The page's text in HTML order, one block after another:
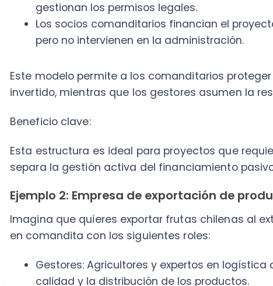
Esta estructura es ideal para proyectos que requieren
separa la gestión activa del financiamiento pasivo.
Ejemplo 2: Empresa de exportación de productos
Imagina que quieres exportar frutas chilenas al
en comandita con los siguientes roles:
calidad y la distribución de los productos.
certificación, pero no intervienen en el negocio
Beneficio clave:
Esta estructura permite atraer capital sin ceder el
empresas agrícolas que buscan expansión.
En el caso de startups, una sociedad en comandita